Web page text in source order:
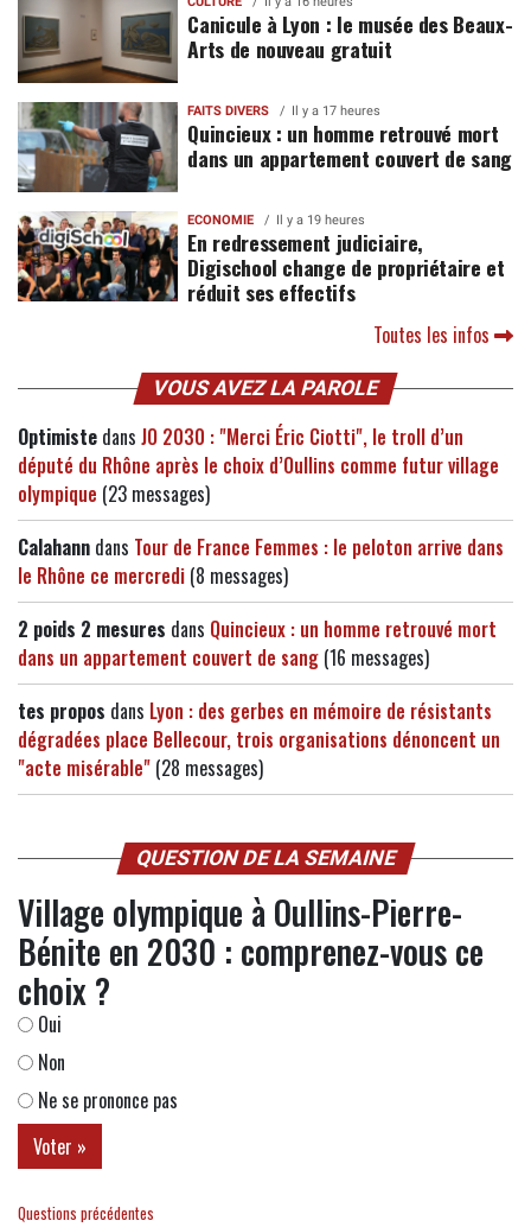
Canicule à Lyon : le musée des Beaux-
Arts de nouveau gratuit
FAITS DIVERS Il y a 17 heures
Quincieux : un homme retrouvé mort
dans un appartement couvert de sang
ECONOMIE Il y a 19 heures
En redressement judiciaire,
Digischool change de propriétaire et
réduit ses effectifs
Toutes les infos
VOUS AVEZ LA PAROLE
Optimiste dans JO 2030 : "Merci Éric Ciotti", le troll d’un
député du Rhône après le choix d’Oullins comme futur village
olympique (23 messages)
Calahann dans Tour de France Femmes : le peloton arrive dans
le Rhône ce mercredi (8 messages)
2 poids 2 mesures dans Quincieux : un homme retrouvé mort
dans un appartement couvert de sang (16 messages)
tes propos dans Lyon : des gerbes en mémoire de résistants
dégradées place Bellecour, trois organisations dénoncent un
"acte misérable" (28 messages)
QUESTION DE LA SEMAINE
Village olympique à Oullins-Pierre-
Bénite en 2030 : comprenez-vous ce
choix ?
Oui
Non
Ne se prononce pas
Questions précédentes